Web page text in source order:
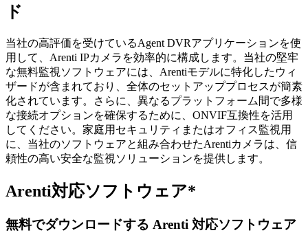
ド
当社の高評価を受けているAgent DVRアプリケーションを使
用して、Arenti IPカメラを効率的に構成します。当社の堅牢
な無料監視ソフトウェアには、Arentiモデルに特化したウィ
ザードが含まれており、全体のセットアッププロセスが簡素
化されています。さらに、異なるプラットフォーム間で多様
な接続オプションを確保するために、ONVIF互換性を活用
してください。家庭用セキュリティまたはオフィス監視用
に、当社のソフトウェアと組み合わせたArentiカメラは、信
頼性の高い安全な監視ソリューションを提供します。
Arenti対応ソフトウェア*
無料でダウンロードする Arenti 対応ソフトウェア